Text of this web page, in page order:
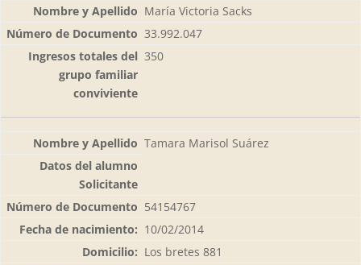
María Victoria Sacks
33.992.047
350
Tamara Marisol Suárez
54154767
10/02/2014
Los bretes 881